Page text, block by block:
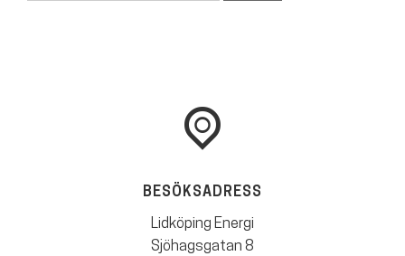
BESÖKSADRESS
Lidköping Energi
Sjöhagsgatan 8